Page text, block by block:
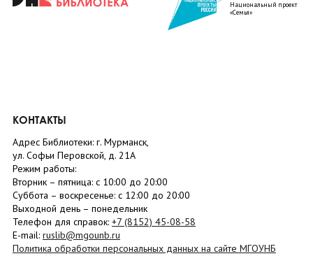
Национальный проект
«Семья»
КОНТАКТЫ
Адрес Библиотеки: г. Мурманск,
ул. Софьи Перовской, д. 21А
Режим работы:
Вторник – пятница: с 10:00 до 20:00
Суббота – воскресенье: c 12:00 до 20:00
Выходной день – понедельник
Телефон для справок: +7 (8152) 45-08-58
E-mail: ruslib@mgounb.ru
Политика обработки персональных данных на сайте МГОУНБ